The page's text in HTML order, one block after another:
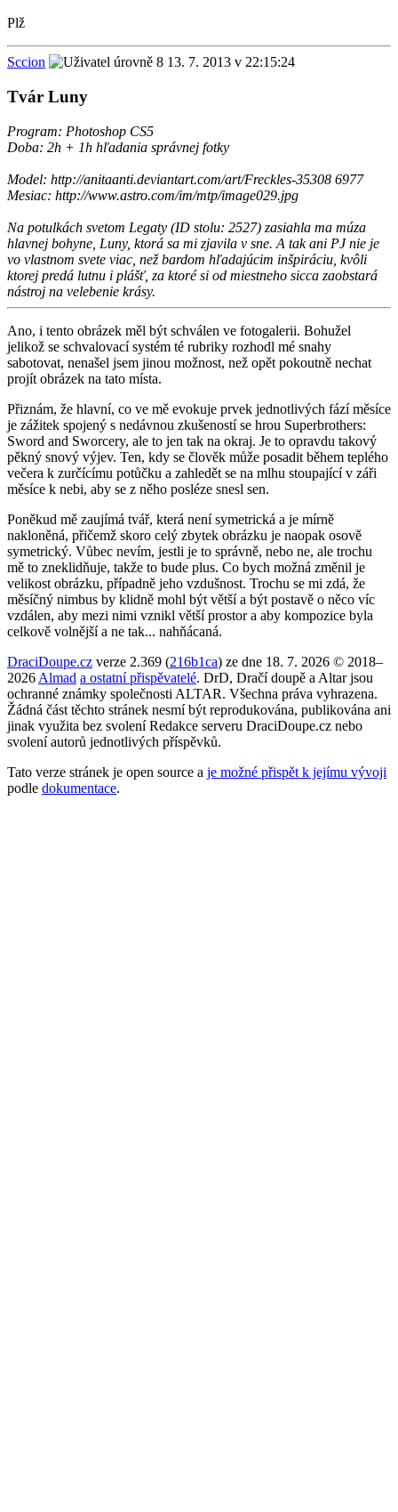
Plž
Sccion 13. 7. 2013 v 22:15:24
Tvár Luny
Program: Photoshop CS5
Doba: 2h + 1h hľadania správnej fotky
Model: http://anitaanti.deviantart.com/art/Freckles-35308 6977
Mesiac: http://www.astro.com/im/mtp/image029.jpg
Na potulkách svetom Legaty (ID stolu: 2527) zasiahla ma múza
hlavnej bohyne, Luny, ktorá sa mi zjavila v sne. A tak ani PJ nie je
vo vlastnom svete viac, než bardom hľadajúcim inšpiráciu, kvôli
ktorej predá lutnu i plášť, za ktoré si od miestneho sicca zaobstará
nástroj na velebenie krásy.
Ano, i tento obrázek měl být schválen ve fotogalerii. Bohužel
jelikož se schvalovací systém té rubriky rozhodl mé snahy
sabotovat, nenašel jsem jinou možnost, než opět pokoutně nechat
projít obrázek na tato místa.
Přiznám, že hlavní, co ve mě evokuje prvek jednotlivých fází měsíce
je zážitek spojený s nedávnou zkušeností se hrou Superbrothers:
Sword and Sworcery, ale to jen tak na okraj. Je to opravdu takový
pěkný snový výjev. Ten, kdy se člověk může posadit během teplého
večera k zurčícímu potůčku a zahledět se na mlhu stoupající v záři
měsíce k nebi, aby se z něho posléze snesl sen.
Poněkud mě zaujímá tvář, která není symetrická a je mírně
nakloněná, přičemž skoro celý zbytek obrázku je naopak osově
symetrický. Vůbec nevím, jestli je to správně, nebo ne, ale trochu
mě to zneklidňuje, takže to bude plus. Co bych možná změnil je
velikost obrázku, případně jeho vzdušnost. Trochu se mi zdá, že
měsíčný nimbus by klidně mohl být větší a být postavě o něco víc
vzdálen, aby mezi nimi vznikl větší prostor a aby kompozice byla
celkově volnější a ne tak... nahňácaná.
DraciDoupe.cz verze 2.369 (216b1ca) ze dne 18. 7. 2026 © 2018–
2026 Almad a ostatní přispěvatelé. DrD, Dračí doupě a Altar jsou
ochranné známky společnosti ALTAR. Všechna práva vyhrazena.
Žádná část těchto stránek nesmí být reprodukována, publikována ani
jinak využita bez svolení Redakce serveru DraciDoupe.cz nebo
svolení autorů jednotlivých příspěvků.
Tato verze stránek je open source a je možné přispět k jejímu vývoji
podle dokumentace.